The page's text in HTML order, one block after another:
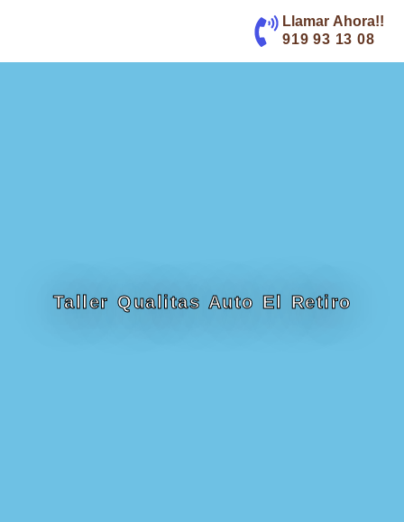
Llamar Ahora!!
919 93 13 08
Taller Qualitas Auto El Retiro